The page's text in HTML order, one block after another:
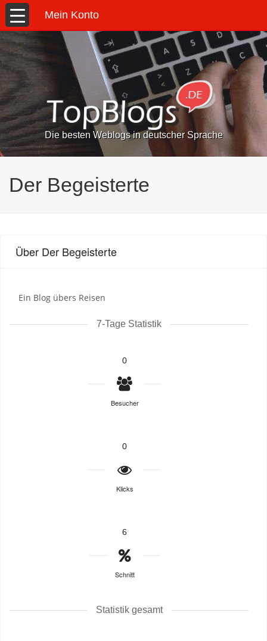
Mein Konto
Die besten Weblogs in deutscher Sprache
Der Begeisterte
Über Der Begeisterte
Ein Blog übers Reisen
7-Tage Statistik
0
Besucher
0
Klicks
6
Schnitt
Statistik gesamt